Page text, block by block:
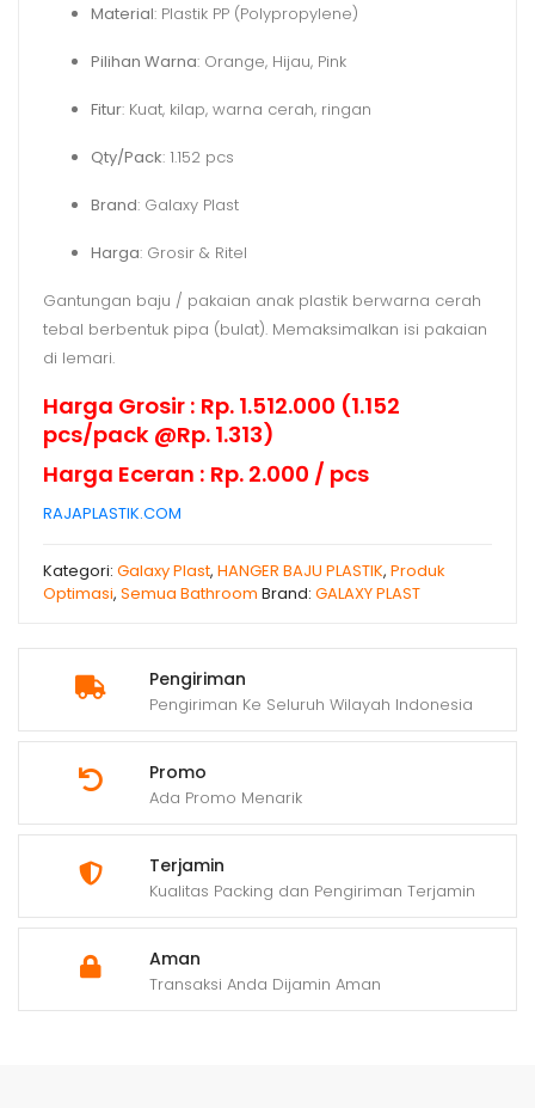
Pengiriman
Pengiriman Ke Seluruh Wilayah Indonesia
Promo
Ada Promo Menarik
Terjamin
Kualitas Packing dan Pengiriman Terjamin
Aman
Transaksi Anda Dijamin Aman
Material: Plastik PP (Polypropylene)
Pilihan Warna: Orange, Hijau, Pink
Fitur: Kuat, kilap, warna cerah, ringan
Qty/Pack: 1.152 pcs
Brand: Galaxy Plast
Harga: Grosir & Ritel
Gantungan baju / pakaian anak plastik berwarna cerah
tebal berbentuk pipa (bulat). Memaksimalkan isi pakaian
di lemari.
Harga Grosir : Rp. 1.512.000 (1.152
pcs/pack @Rp. 1.313)
Harga Eceran : Rp. 2.000 / pcs
RAJAPLASTIK.COM
Kategori: Galaxy Plast, HANGER BAJU PLASTIK, Produk
Optimasi, Semua Bathroom Brand: GALAXY PLAST